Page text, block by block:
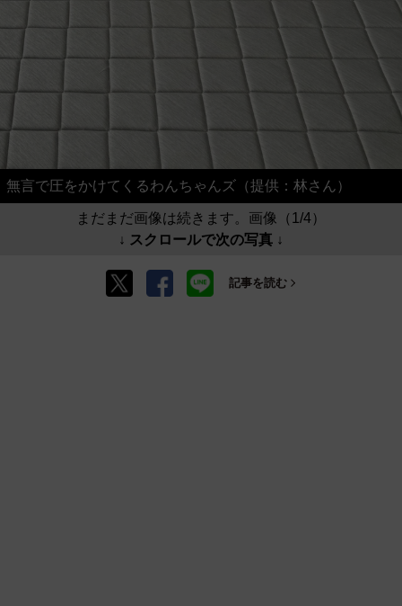
無言で圧をかけてくるわんちゃんズ（提供：林さん）
まだまだ画像は続きます。画像（1/4）
↓ スクロールで次の写真 ↓
記事を読む